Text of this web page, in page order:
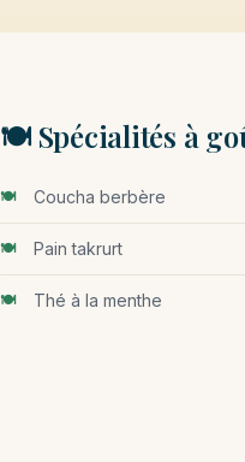
🍽️ Spécialités à
Coucha berbère
Pain takrurt
Thé à la menthe